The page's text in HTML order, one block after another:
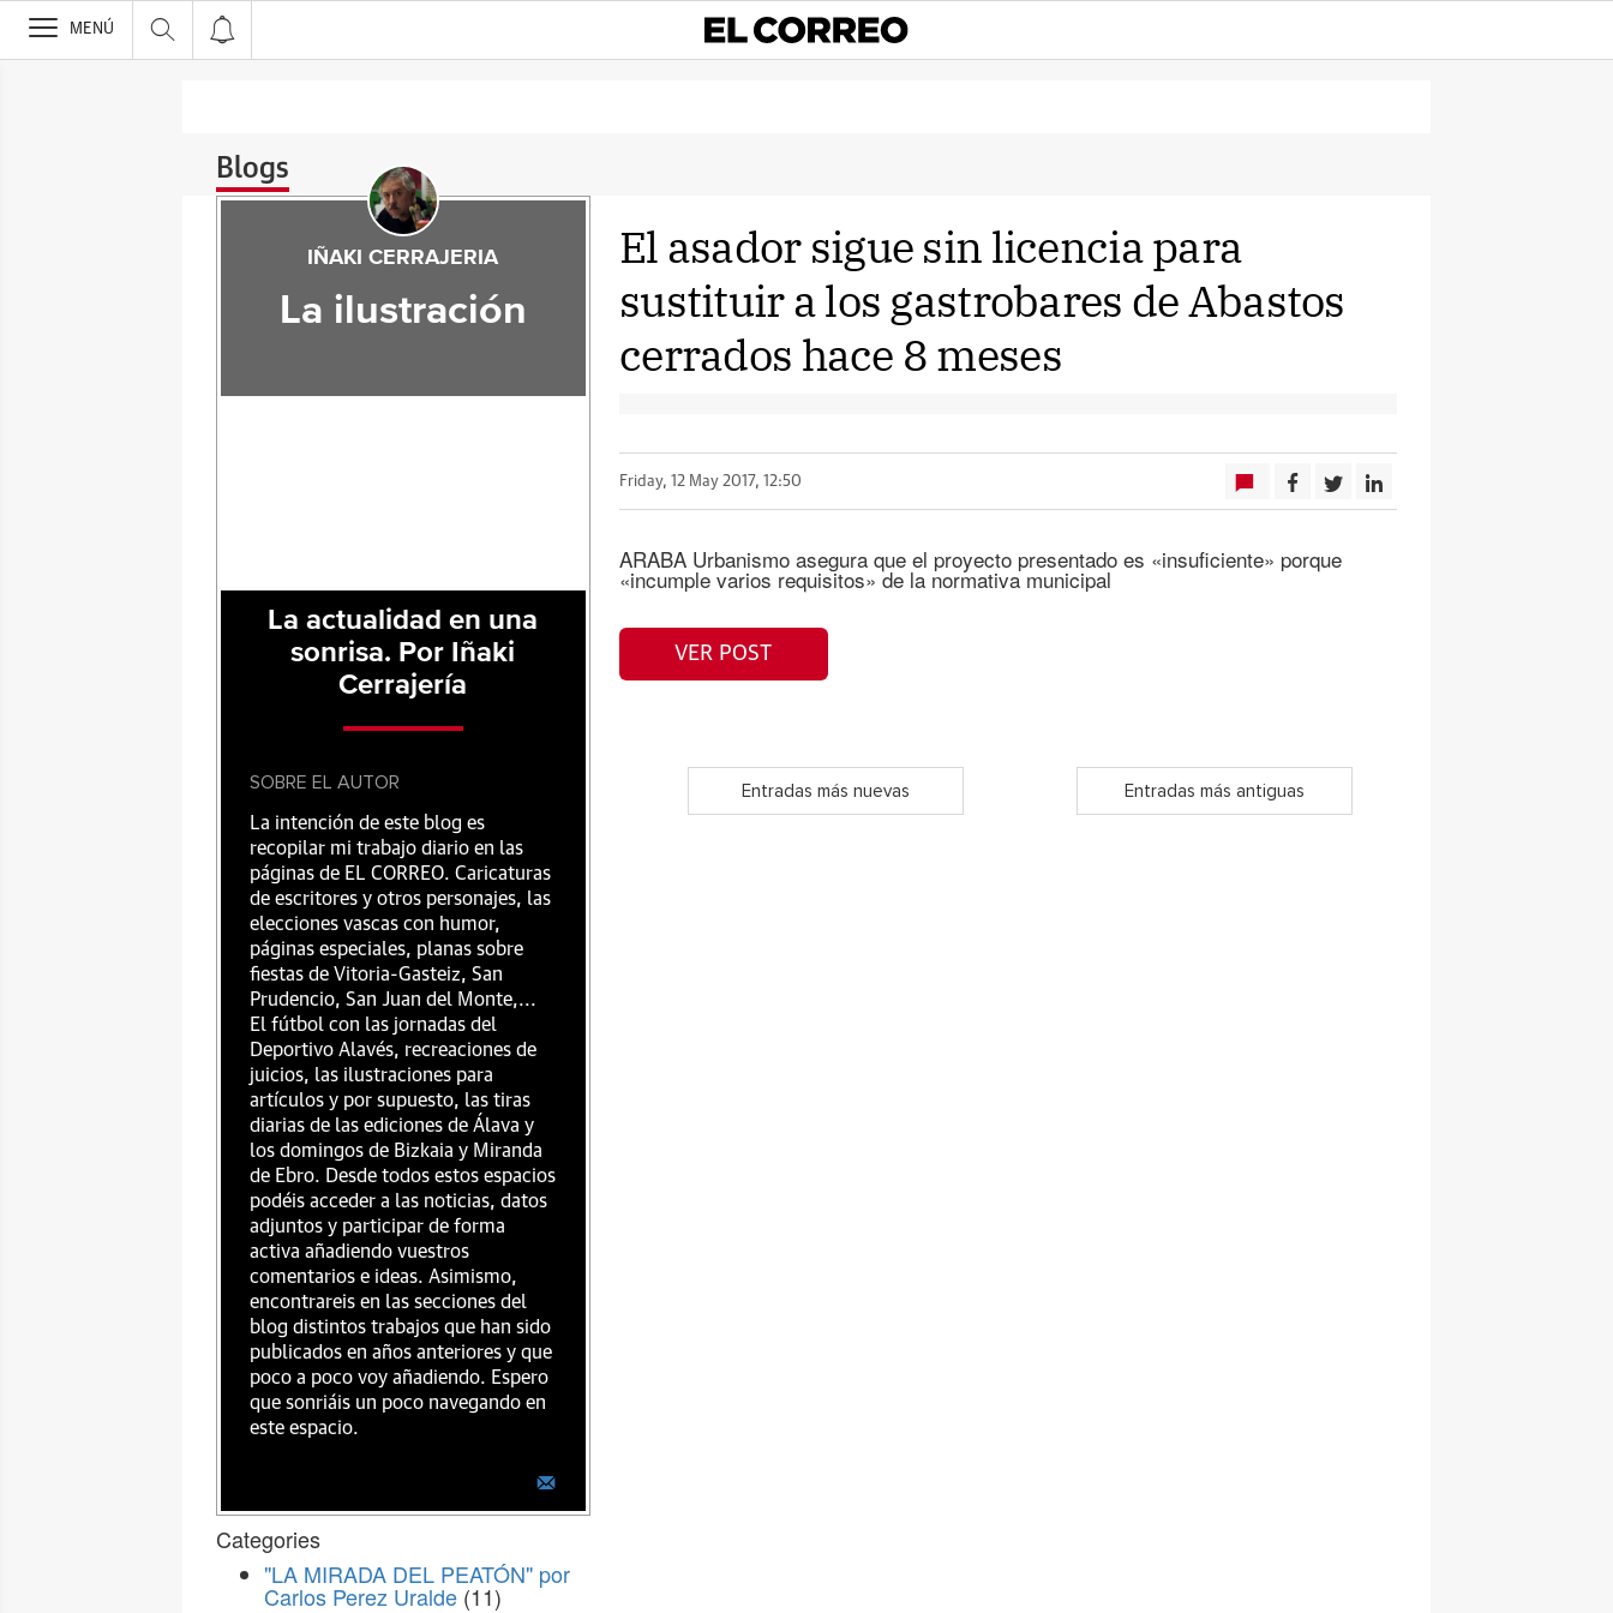
>
MENÚ
Blogs
El asador sigue sin licencia para
sustituir a los gastrobares de Abastos
cerrados hace 8 meses
Friday, 12 May 2017, 12:50
ARABA Urbanismo asegura que el proyecto presentado es «insuficiente» porque
«incumple varios requisitos» de la normativa municipal
VER POST
Entradas más nuevas Entradas más antiguas
IÑAKI CERRAJERIA
La ilustración
La actualidad en una
sonrisa. Por Iñaki
Cerrajería
SOBRE EL AUTOR
La intención de este blog es
recopilar mi trabajo diario en las
páginas de EL CORREO. Caricaturas
de escritores y otros personajes, las
elecciones vascas con humor,
páginas especiales, planas sobre
fiestas de Vitoria-Gasteiz, San
Prudencio, San Juan del Monte,...
El fútbol con las jornadas del
Deportivo Alavés, recreaciones de
juicios, las ilustraciones para
artículos y por supuesto, las tiras
diarias de las ediciones de Álava y
los domingos de Bizkaia y Miranda
de Ebro. Desde todos estos espacios
podéis acceder a las noticias, datos
adjuntos y participar de forma
activa añadiendo vuestros
comentarios e ideas. Asimismo,
encontrareis en las secciones del
blog distintos trabajos que han sido
publicados en años anteriores y que
poco a poco voy añadiendo. Espero
que sonriáis un poco navegando en
este espacio.
Categories
"LA MIRADA DEL PEATÓN" por
Carlos Perez Uralde (11)